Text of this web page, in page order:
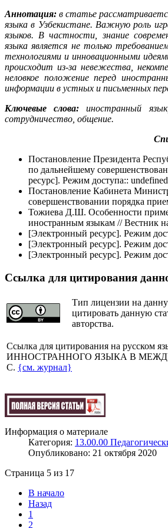
Аннотация: в статье
языка в Узбекистане. Важную роль
языков. В частности, знание
языка является не только
технологиями и инновационными
происходит из-за невежества,
неловкое положение перед
информации в устных и письменных
Ключевые слова: иностранный
сотрудничество, общение.
Постановление Президента
по дальнейшему
ресурс]. Режим доступа::
Постановление Кабинета
совершенствовании порядка
Тожиева Д.Ш. Особенности
иностранным языкам // Вестник
[Электронный ресурс]. Режим
[Электронный ресурс]. Режим
[Электронный ресурс]. Режим
Ссылка для цитирования
Тип лицензии на
цитировать данную
авторства.
Cсылка для цитирования на
ИННОСТРАННОГО ЯЗЫКА В
C. {см. журнал}
Информация о материале
Категория: 13.00.00
Опубликовано: 21 октября 2020
Страница 5 из 17
В начало
Назад
1
2